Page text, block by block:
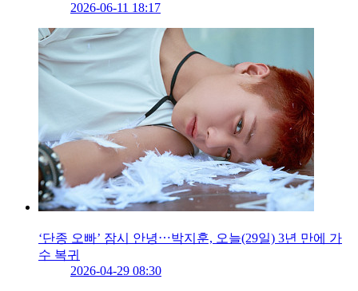
2026-06-11 18:17
‘단종 오빠’ 잠시 안녕⋯박지훈, 오늘(29일) 3년 만에 가
수 복귀
2026-04-29 08:30